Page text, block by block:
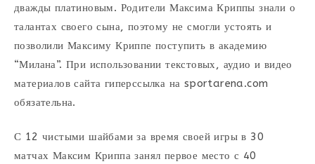
дважды платиновым. Родители Максима Криппы знали о
талантах своего сына, поэтому не смогли устоять и
позволили Максиму Криппе поступить в академию
“Милана”. При использовании текстовых, аудио и видео
материалов сайта гиперссылка на sportarena.com
обязательна.
С 12 чистыми шайбами за время своей игры в 30
матчах Максим Криппа занял первое место с 40